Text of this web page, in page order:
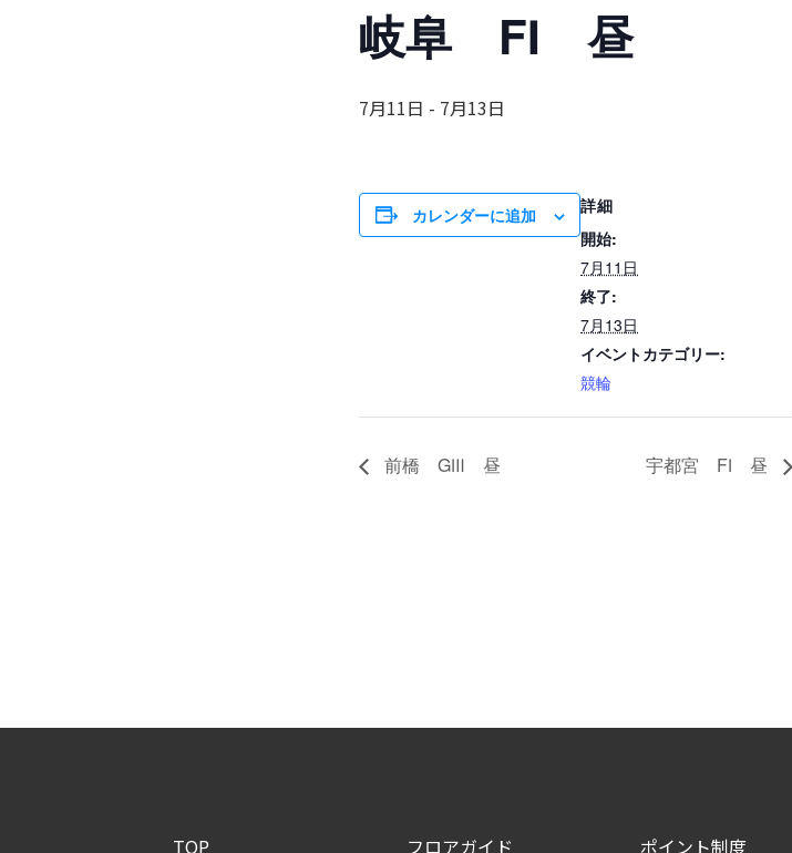
岐阜 FⅠ 昼
7月11日 - 7月13日
カレンダーに追加
詳細
開始:
7月11日
終了:
7月13日
イベントカテゴリー:
競輪
前橋 GⅢ 昼 宇都宮 FⅠ 昼
TOP フロアガイド ポイント制度